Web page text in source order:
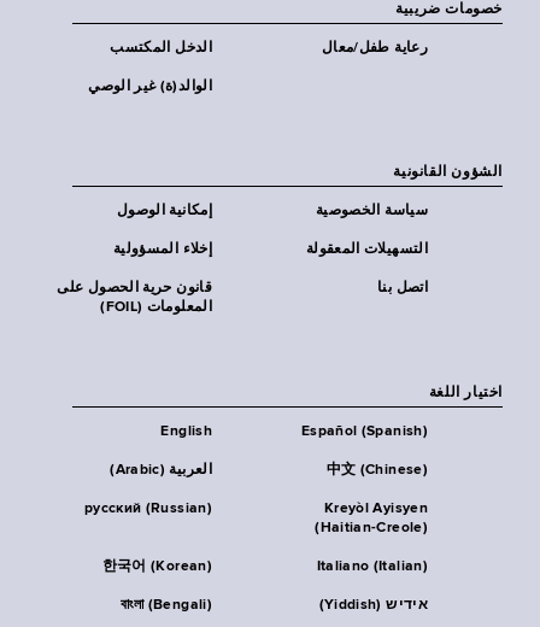
خصومات ضريبية
الدخل المكتسب رعاية طفل/معال
الوالد(ة) غير الوصي
الشؤون القانونية
إمكانية الوصول سياسة الخصوصية
إخلاء المسؤولية التسهيلات المعقولة
قانون حرية الحصول على
المعلومات (FOIL)
اتصل بنا
اختيار اللغة
English Español (Spanish)
العربية (Arabic) 中文 (Chinese)
русский (Russian)
Kreyòl Ayisyen
(Haitian-Creole)
한국어 (Korean) Italiano (Italian)
বাংলা (Bengali) אידיש (Yiddish)